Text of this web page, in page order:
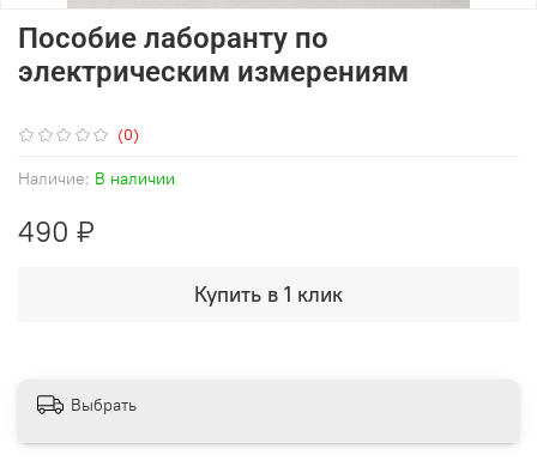
(0)
Наличие: В наличии
Пособие лаборанту по
электрическим измерениям
490 ₽
Купить в 1 клик
Выбрать